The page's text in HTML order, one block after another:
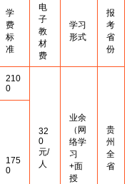
学
费
标
准
电
子
教
材
费
学习
形式
报
考
省
份
210
0
32
0
元/
人
业余
（网
络学
习
+面
授
贵
州
全
省
175
0